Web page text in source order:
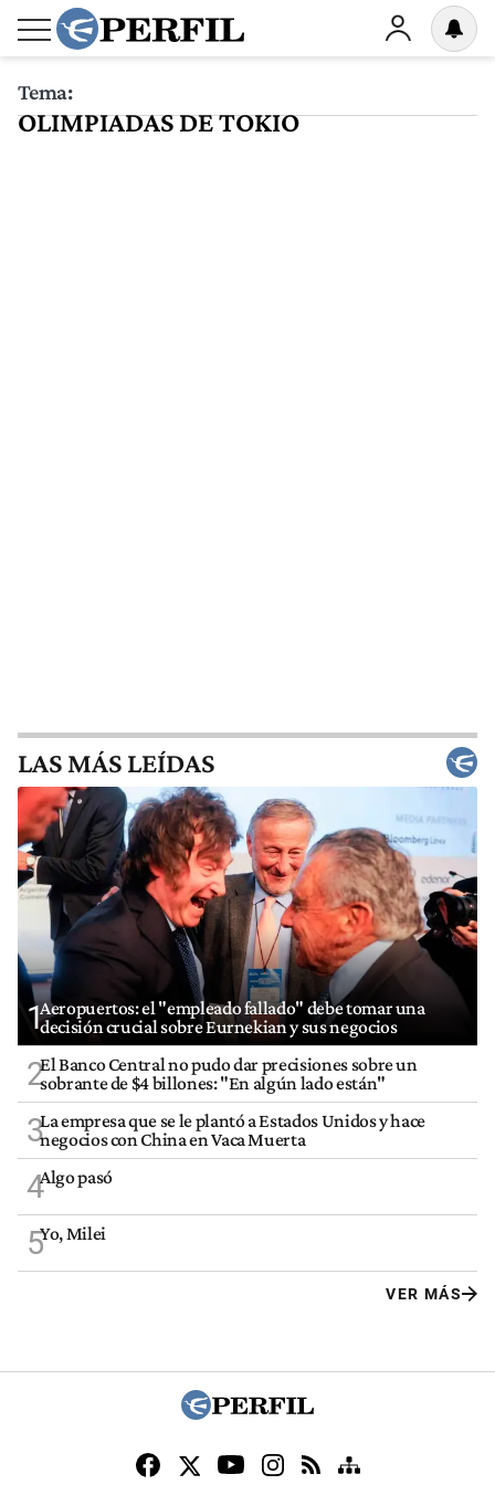
Tema:
OLIMPIADAS DE TOKIO
LAS MÁS LEÍDAS
1Aeropuertos: el "empleado fallado" debe tomar una
decisión crucial sobre Eurnekian y sus negocios
2El Banco Central no pudo dar precisiones sobre un
sobrante de $4 billones: "En algún lado están"
3La empresa que se le plantó a Estados Unidos y hace
negocios con China en Vaca Muerta
4Algo pasó
5Yo, Milei
VER MÁS